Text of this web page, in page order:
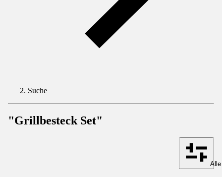
Suche
"Grillbesteck Set"